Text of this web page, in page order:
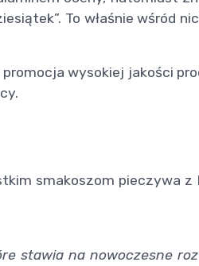
To właśnie wśród
wysokiej jakości
smakoszom pieczywa z
stawia na nowoczesne